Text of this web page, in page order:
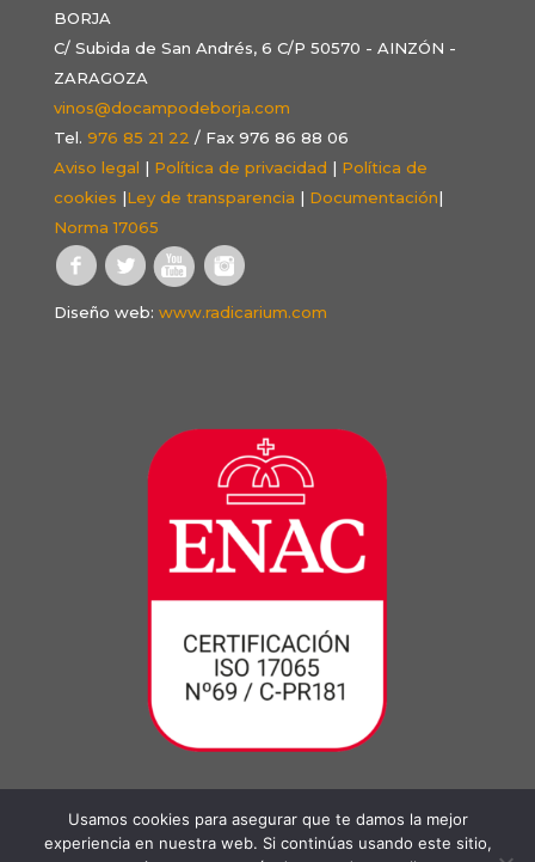
BORJA
C/ Subida de San Andrés, 6 C/P 50570 - AINZÓN -
ZARAGOZA
vinos@docampodeborja.com
Tel. 976 85 21 22 / Fax 976 86 88 06
Aviso legal | Política de privacidad | Política de
cookies |Ley de transparencia | Documentación|
Norma 17065
Diseño web: www.radicarium.com
Usamos cookies para asegurar que te damos la mejor
experiencia en nuestra web. Si continúas usando este sitio,